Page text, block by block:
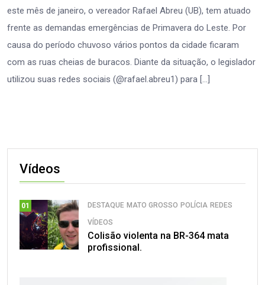
este mês de janeiro, o vereador Rafael Abreu (UB), tem atuado
frente as demandas emergências de Primavera do Leste. Por
causa do período chuvoso vários pontos da cidade ficaram
com as ruas cheias de buracos. Diante da situação, o legislador
utilizou suas redes sociais (@rafael.abreu1) para […]
Vídeos
01 DESTAQUE MATO GROSSO POLÍCIA REDES
VÍDEOS
Colisão violenta na BR-364 mata
profissional.